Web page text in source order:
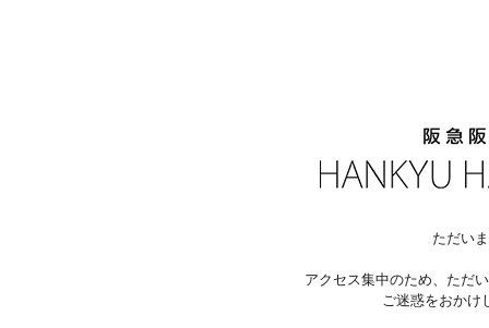
ただい
アクセス集中のため、ただ
ご迷惑をおかけ